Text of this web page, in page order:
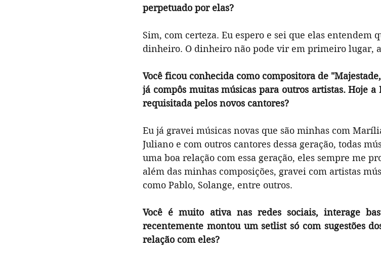
perpetuado por elas?
Sim, com certeza. Eu espero e sei que elas entendem
dinheiro. O dinheiro não pode vir em primeiro lugar,
Você ficou conhecida como compositora de
já compôs muitas músicas para outros artistas. Hoje
requisitada pelos novos cantores?
Eu já gravei músicas novas que são minhas com
Juliano e com outros cantores dessa geração, todas
uma boa relação com essa geração, eles sempre me
além das minhas composições, gravei com artistas
como Pablo, Solange, entre outros.
Você é muito ativa nas redes sociais, interage
recentemente montou um setlist só com sugestões
relação com eles?